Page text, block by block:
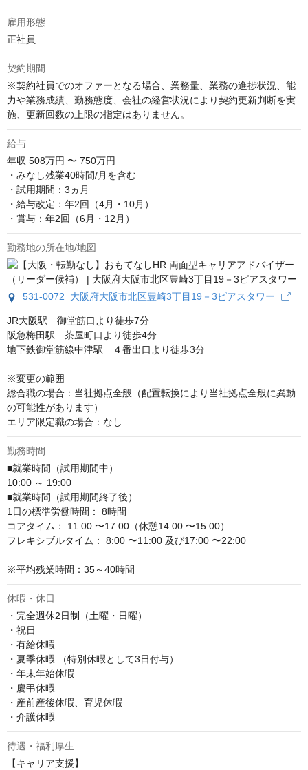
雇用形態
正社員
契約期間
※契約社員でのオファーとなる場合、業務量、業務の進捗状況、能
力や業務成績、勤務態度、会社の経営状況により契約更新判断を実
施、更新回数の上限の指定はありません。
給与
年収 508万円 〜 750万円
・みなし残業40時間/月を含む
・試用期間：3ヵ月
・給与改定：年2回（4月・10月）
・賞与：年2回（6月・12月）
勤務地の所在地/地図
531-0072 大阪府大阪市北区豊崎3丁目19－3ピアスタワー
JR大阪駅　御堂筋口より徒歩7分
阪急梅田駅　茶屋町口より徒歩4分
地下鉄御堂筋線中津駅　４番出口より徒歩3分
※変更の範囲
総合職の場合：当社拠点全般（配置転換により当社拠点全般に異動
の可能性があります）
エリア限定職の場合：なし
勤務時間
■就業時間（試用期間中）
10:00 ～ 19:00
■就業時間（試用期間終了後）
1日の標準労働時間： 8時間
コアタイム： 11:00 〜17:00（休憩14:00 〜15:00）
フレキシブルタイム： 8:00 〜11:00 及び17:00 〜22:00
※平均残業時間：35～40時間
休暇・休日
・完全週休2日制（土曜・日曜）
・祝日
・有給休暇
・夏季休暇 （特別休暇として3日付与）
・年末年始休暇
・慶弔休暇
・産前産後休暇、育児休暇
・介護休暇
待遇・福利厚生
【キャリア支援】